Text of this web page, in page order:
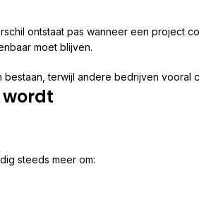
ontstaat pas wanneer een project
moet blijven.
bestaan, terwijl andere bedrijven vooral
steeds meer om: